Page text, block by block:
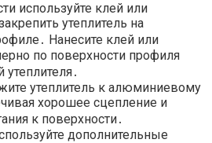
используйте клей или
утеплитель на
Нанесите клей или
по поверхности профиля
утеплитель к алюминиевому
хорошее сцепление и
к поверхности․
дополнительные